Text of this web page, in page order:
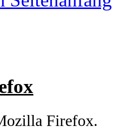
Firefox.